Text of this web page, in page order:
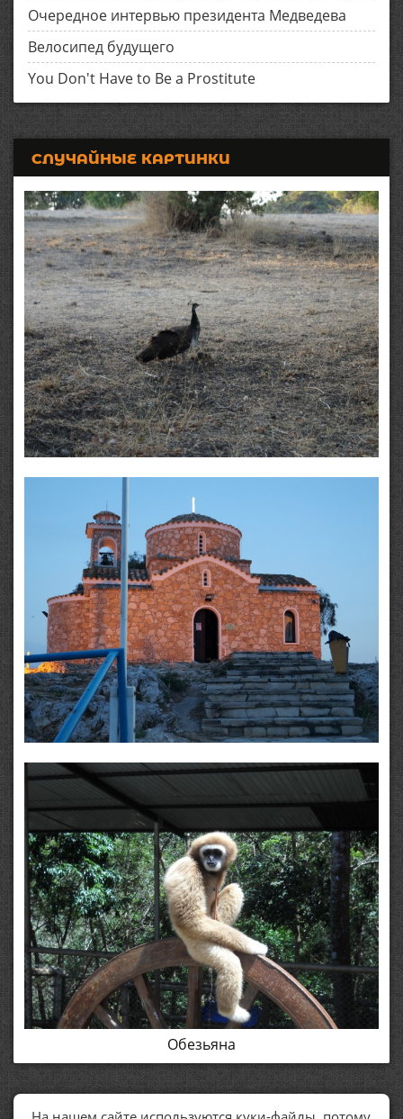
Очередное интервью президента Медведева
Велосипед будущего
You Don't Have to Be a Prostitute
СЛУЧАЙНЫЕ КАРТИНКИ
Обезьяна